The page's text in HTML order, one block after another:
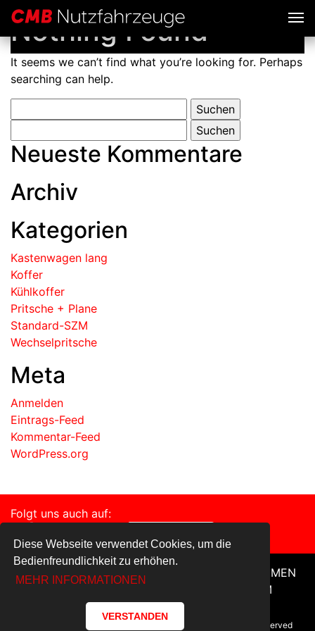
Diese Webseite verwendet Cookies, um die
Bedienfreundlichkeit zu erhöhen.
MEHR INFORMATIONEN
VERSTANDEN
Nothing Found
It seems we can’t find what you’re looking for. Perhaps
searching can help.
Neueste Kommentare
Archiv
Kategorien
Kastenwagen lang
Koffer
Kühlkoffer
Pritsche + Plane
Standard-SZM
Wechselpritsche
Meta
Anmelden
Eintrags-Feed
Kommentar-Feed
WordPress.org
Folgt uns auch auf:
HOME FAHRZEUGE
UNTERNEHMEN
IMPRESSUM
© Copyright 2018-2019 • CMB Nutzfahrzeuge — All Rights reserved